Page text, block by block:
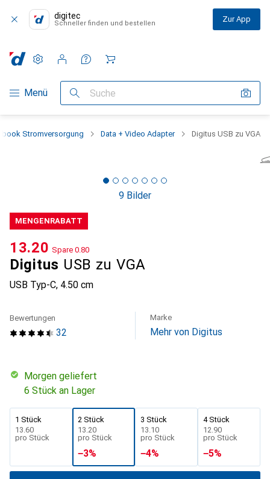
digitec
Schneller finden und bestellen Zur App
Navigation nach Kategorien
Menü Suche
Einstellungen
Kundenkonto
Vergleichslisten
Merklisten
Warenkorb
Stromversorgung Data + Video Adapter Digitus USB zu VGA
9 Bilder
MENGENRABATT
Digitus USB zu VGA
USB Typ-C, 4.50 cm
CHF
13.20 Spare CHF
0.80
32
Bewertungen Marke
Mehr von Digitus
morgen geliefert
6 Stück an Lager
1 Stück
CHF
13.60
pro Stück
2 Stück
CHF
13.20
pro Stück
−3%
3 Stück
CHF
13.10
pro Stück
−4%
4 Stück
CHF
12.90
pro Stück
−5%